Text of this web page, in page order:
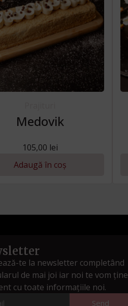
Medovik
105,00 lei
Adaugă în coș
te la newsletter completând
de mai joi iar noi te vom ține
cu toate informațiile noi.
Send